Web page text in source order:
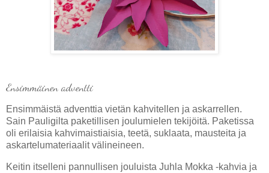
Ensimmäinen adventti
Ensimmäistä adventtia vietän kahvitellen ja askarrellen.
Sain Pauligilta paketillisen joulumielen tekijöitä. Paketissa
oli erilaisia kahvimaistiaisia, teetä, suklaata, mausteita ja
askartelumateriaalit välineineen.
Keitin itselleni pannullisen jouluista Juhla Mokka -kahvia ja